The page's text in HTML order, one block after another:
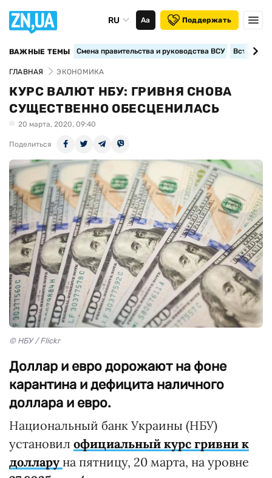
RU Аа Поддержать
ВАЖНЫЕ ТЕМЫ Смена правительства и руководства ВСУ
ГЛАВНАЯ ЭКОНОМИКА
КУРС ВАЛЮТ НБУ: ГРИВНЯ СНОВА
СУЩЕСТВЕННО ОБЕСЦЕНИЛАСЬ
20 марта, 2020, 09:40
Поделиться
© НБУ / Flickr
Доллар и евро дорожают на фоне
карантина и дефицита наличного
доллара и евро.
Национальный банк Украины (НБУ)
установил официальный курс гривни к
доллару на пятницу, 20 марта, на уровне